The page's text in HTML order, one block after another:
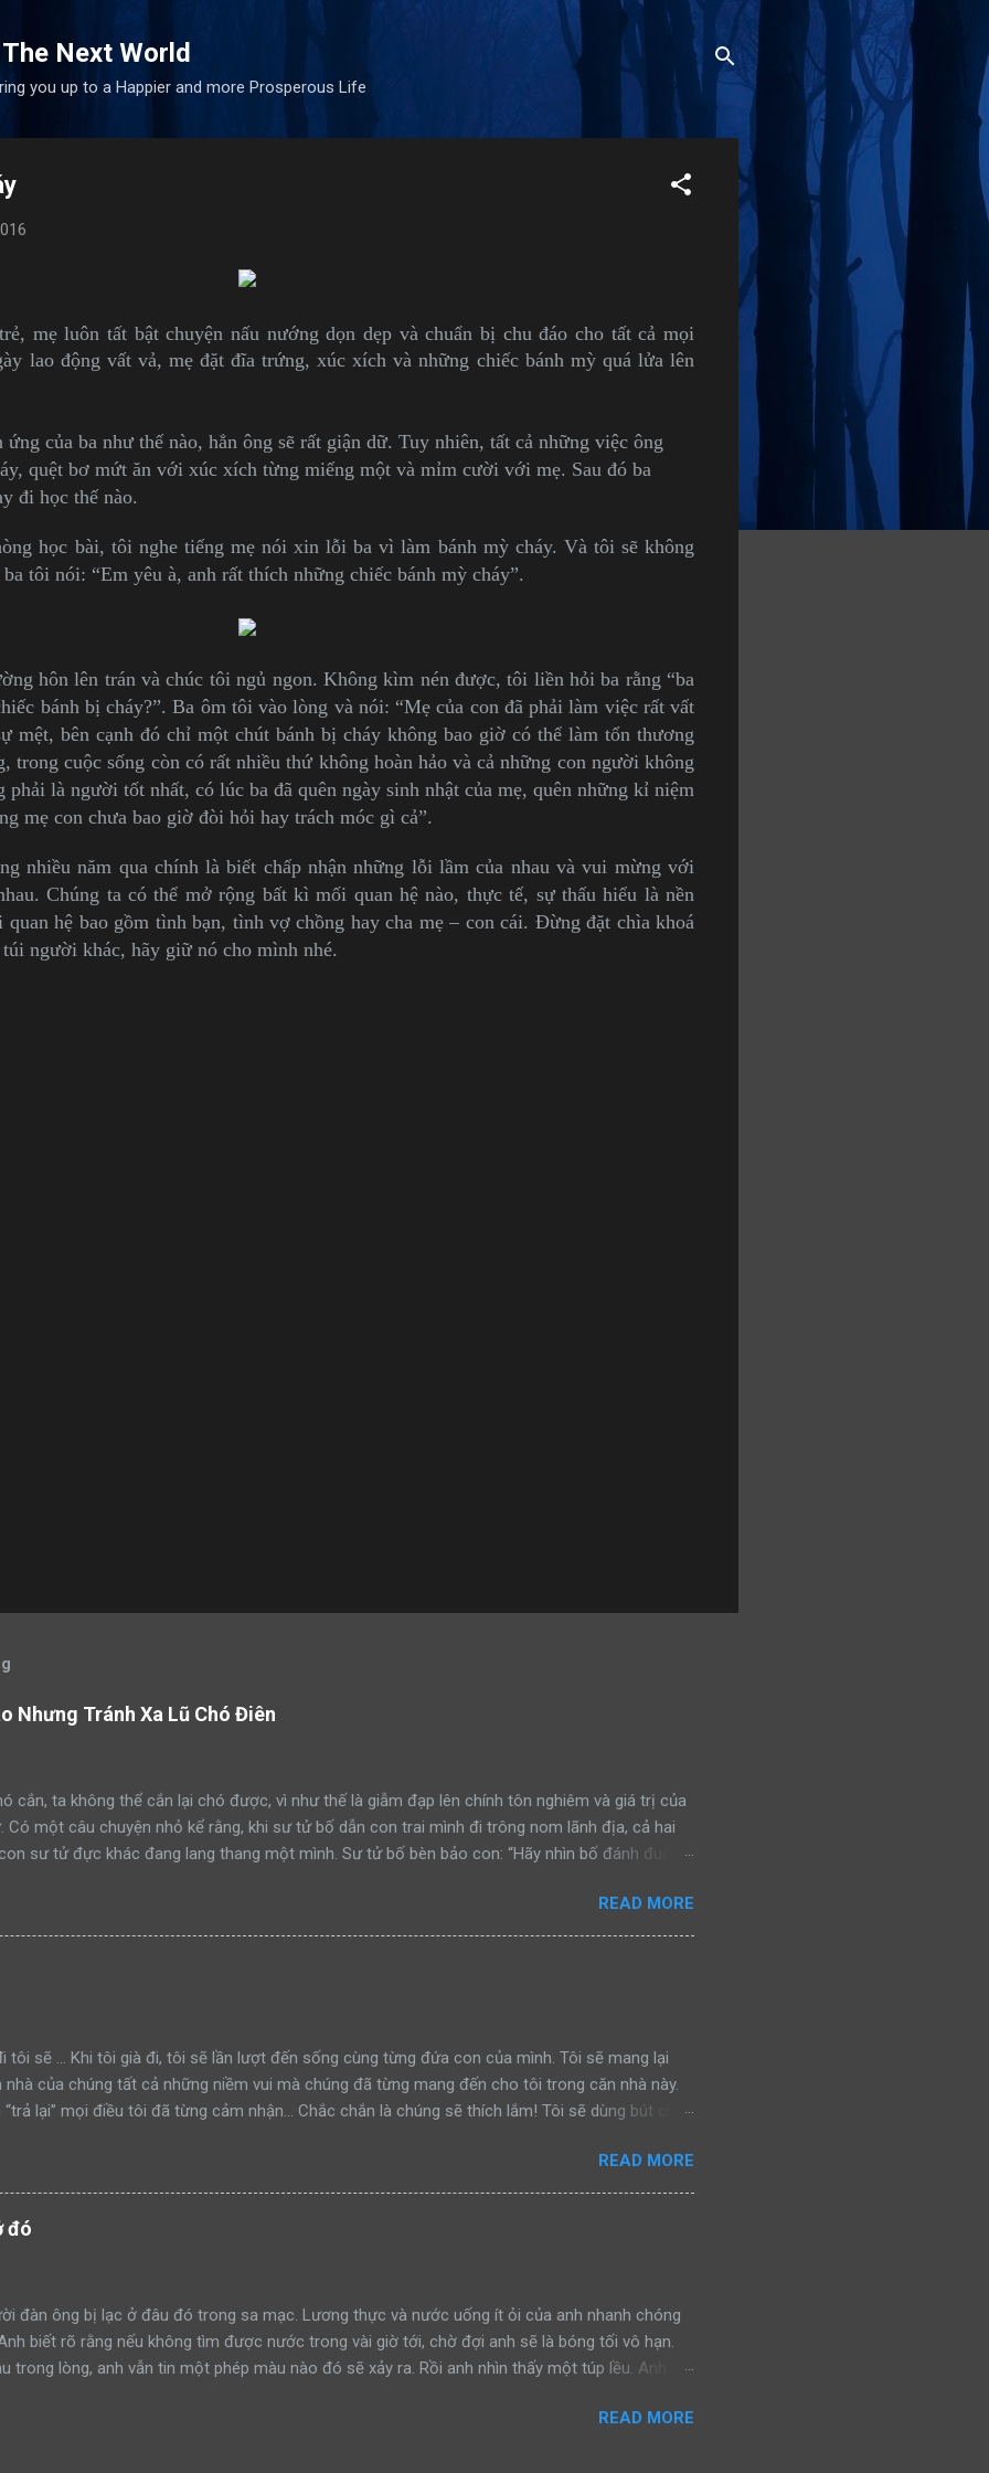
Next World
you up to a Happier and more Prosperous Life
mẹ luôn tất bật chuyện nấu nướng dọn dẹp và chuẩn bị chu đáo cho tất cả mọi
lao động vất vả, mẹ đặt đĩa trứng, xúc xích và những chiếc bánh mỳ quá lửa lên
của ba như thế nào, hẳn ông sẽ rất giận dữ. Tuy nhiên, tất cả những việc ông
quệt bơ mứt ăn với xúc xích từng miếng một và mỉm cười với mẹ. Sau đó ba
đi học thế nào.
học bài, tôi nghe tiếng mẹ nói xin lỗi ba vì làm bánh mỳ cháy. Và tôi sẽ không
tôi nói: “Em yêu à, anh rất thích những chiếc bánh mỳ cháy”.
hôn lên trán và chúc tôi ngủ ngon. Không kìm nén được, tôi liền hỏi ba rằng “ba
bánh bị cháy?”. Ba ôm tôi vào lòng và nói: “Mẹ của con đã phải làm việc rất vất
mệt, bên cạnh đó chỉ một chút bánh bị cháy không bao giờ có thể làm tổn thương
trong cuộc sống còn có rất nhiều thứ không hoàn hảo và cả những con người không
phải là người tốt nhất, có lúc ba đã quên ngày sinh nhật của mẹ, quên những kỉ niệm
mẹ con chưa bao giờ đòi hỏi hay trách móc gì cả”.
nhiều năm qua chính là biết chấp nhận những lỗi lầm của nhau và vui mừng với
Chúng ta có thể mở rộng bất kì mối quan hệ nào, thực tế, sự thấu hiểu là nền
hệ bao gồm tình bạn, tình vợ chồng hay cha mẹ – con cái. Đừng đặt chìa khoá
người khác, hãy giữ nó cho mình nhé.
Nhưng Tránh Xa Lũ Chó Điên
cắn, ta không thể cắn lại chó được, vì như thế là giẫm đạp lên chính tôn nghiêm và giá trị của
Có một câu chuyện nhỏ kể rằng, khi sư tử bố dẫn con trai mình đi trông nom lãnh địa, cả hai
sư tử đực khác đang lang thang một mình. Sư tử bố bèn bảo con: “Hãy nhìn bố đánh đuổi
công. Một ngày khác, hai bố con sư tử tiếp tục dẫn nhau đi tuần tra, cả hai bắt gặp một con
men săn mồi trong lãnh thổ. Sư tử bố quay sang bảo con: “Hãy nhìn bố đánh đuổi kẻ ngoại
như thế nào mà học tập”. Rồi sư tử bố tiếp tục lao lên anh dũng chiến đấu, bảo vệ khu vực
công. Lại một ngày khác, hai bố con sư tử trên đường tuần tra lại bắt gặp một con báo
cận khu rừng. Sư tử bố tiếp tục quay sang bảo con nhìn mình đánh đuổi kẻ thù, rồi gầm lên
READ MORE
tôi sẽ ... Khi tôi già đi, tôi sẽ lần lượt đến sống cùng từng đứa con của mình. Tôi sẽ mang lại
nhà của chúng tất cả những niềm vui mà chúng đã từng mang đến cho tôi trong căn nhà này.
lại” mọi điều tôi đã từng cảm nhận… Chắc chắn là chúng sẽ thích lắm! Tôi sẽ dùng bút chì
để nguyên ngoài tủ lạnh. Tôi sẽ vo tròn giấy vệ sinh thành từng cục ném tung tóe. Ôi, chúng sẽ
biết bao nhỉ ! Nghĩ đến đó đã thấy vui lắm rồi. Khi tôi già đi và đến sống cùng con… Tôi sẽ
muối lẫn đường. Chúng sẽ lắc đầu, chạy rượt theo tôi, còn tôi sẽ chui xuống gầm giường trốn.
gọi tôi ra ăn cơm, tôi sẽ chê không chịu ăn rau, cũng chẳng chịu ăn thịt. Tôi sẽ mắc nghẹn vì
đổ sữa loang lổ trên bàn sau khi ói sạch cơm. Nhễu nhão đầy quần áo. Và khi chúng nổi
READ MORE
đó
đàn ông bị lạc ở đâu đó trong sa mạc. Lương thực và nước uống ít ỏi của anh nhanh chóng
biết rõ rằng nếu không tìm được nước trong vài giờ tới, chờ đợi anh sẽ là bóng tối vô hạn.
trong lòng, anh vẫn tin một phép màu nào đó sẽ xảy ra. Rồi anh nhìn thấy một túp lều. Anh
chẳng còn lựa chọn nào khác ngoài việc tin tưởng. Dù sao đi nữa, đây chính là hy vọng cuối
READ MORE